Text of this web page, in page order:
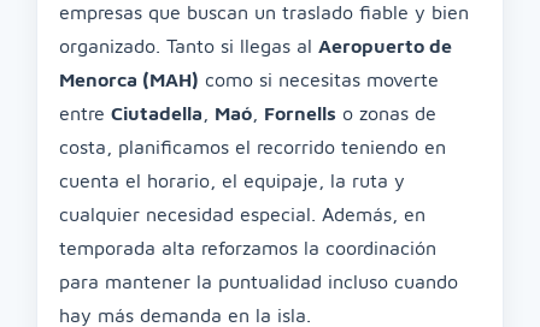
empresas que buscan un traslado fiable y bien
organizado. Tanto si llegas al Aeropuerto de
Menorca (MAH) como si necesitas moverte
entre Ciutadella Maó Fornells o zonas de
costa, planificamos el recorrido teniendo en
cuenta el horario, el equipaje, la ruta y
cualquier necesidad especial. Además, en
temporada alta reforzamos la coordinación
para mantener la puntualidad incluso cuando
hay más demanda en la isla.